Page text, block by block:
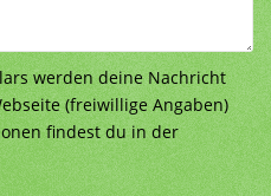
werden deine Nachricht
(freiwillige Angaben)
findest du in der